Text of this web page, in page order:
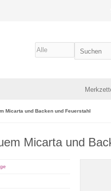
Micarta und Backen und Feuerstahl
Micarta und